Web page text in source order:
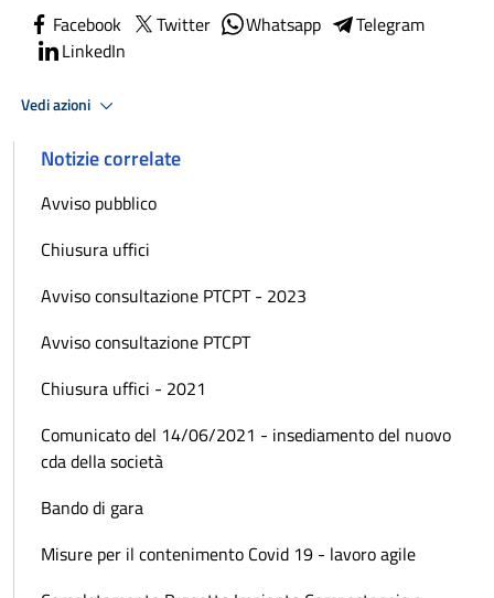
Facebook Twitter Whatsapp
Telegram
LinkedIn
Vedi azioni
Notizie correlate
Avviso pubblico
Chiusura uffici
Avviso consultazione PTCPT - 2023
Avviso consultazione PTCPT
Chiusura uffici - 2021
Comunicato del 14/06/2021 - insediamento del nuovo
cda della società
Bando di gara
Misure per il contenimento Covid 19 - lavoro agile